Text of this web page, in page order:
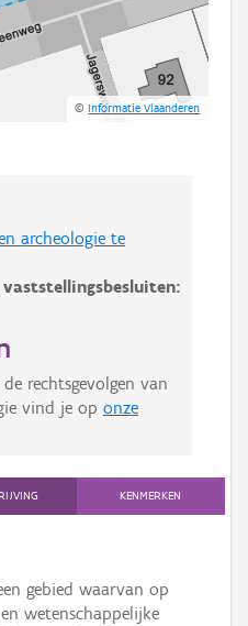
©Informatie Vlaanderen
archeologie te
vaststellingsbesluiten:
rechtsgevolgen van
vind je op onze
KENMERKEN
gebied waarvan op
wetenschappelijke